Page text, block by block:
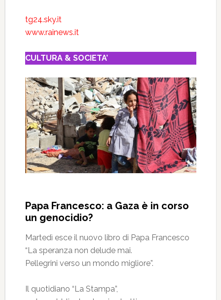
tg24.sky.it
www.rainews.it
CULTURA & SOCIETA’
Papa Francesco: a Gaza è in corso
un genocidio?
Martedì esce il nuovo libro di Papa Francesco
“La speranza non delude mai.
Pellegrini verso un mondo migliore”.
Il quotidiano “La Stampa”,